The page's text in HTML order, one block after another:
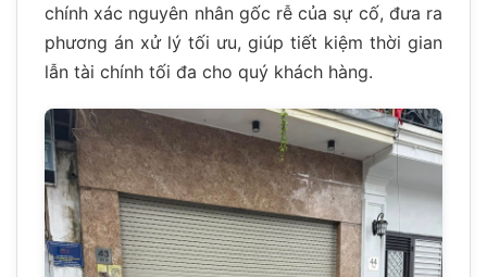
chính xác nguyên nhân gốc rễ của sự cố, đưa ra
phương án xử lý tối ưu, giúp tiết kiệm thời gian
lẫn tài chính tối đa cho quý khách hàng.